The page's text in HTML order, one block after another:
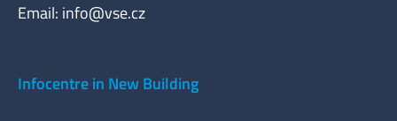
Email: info@vse.cz
Infocentre in New Building